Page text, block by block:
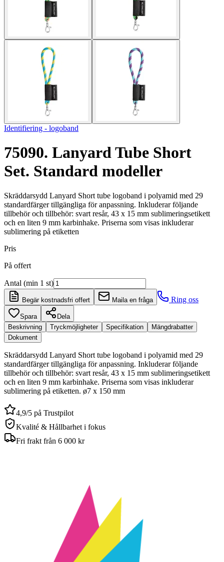
Identifiering - logoband
75090. Lanyard Tube Short
Set. Standard modeller
Skräddarsydd Lanyard Short tube logoband i polyamid med 29
standardfärger tillgängliga för anpassning. Inkluderar följande
tillbehör och tillbehör: svart resår, 43 x 15 mm sublimeringsetikett
och en liten 9 mm karbinhake. Priserna som visas inkluderar
sublimering på etiketten
Pris
På offert
Antal (min 1 st)
Begär kostnadsfri offert Maila en fråga Ring oss
Spara
Dela
Beskrivning
Tryckmöjligheter Specifikation
Mängdrabatter
Dokument
Skräddarsydd Lanyard Short tube logoband i polyamid med 29
standardfärger tillgängliga för anpassning. Inkluderar följande
tillbehör och tillbehör: svart resår, 43 x 15 mm sublimeringsetikett
och en liten 9 mm karbinhake. Priserna som visas inkluderar
sublimering på etiketten. ø7 x 150 mm
4,9/5 på Trustpilot
Kvalité & Hållbarhet i fokus
Fri frakt från 6 000 kr